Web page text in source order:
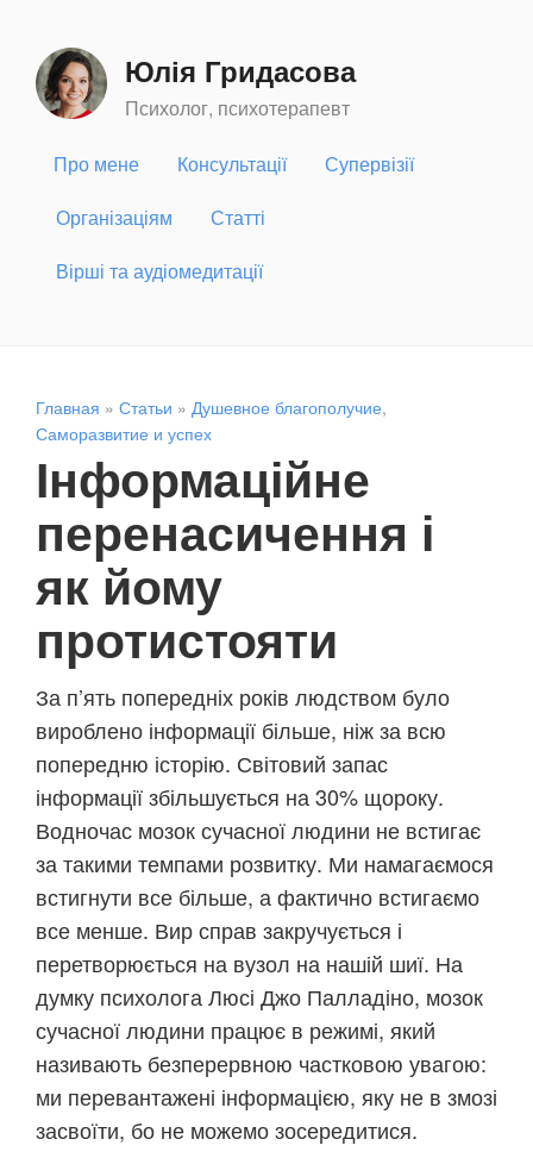
Юлія Гридасова
Психолог, психотерапевт
Про мене Консультації
Супервізії
Організаціям
Статті
Вірші та аудіомедитації
Главная » Статьи » Душевное благополучие,
Саморазвитие и успех
Інформаційне
перенасичення і
як йому
протистояти
За п’ять попередніх років людством було
вироблено інформації більше, ніж за всю
попередню історію. Світовий запас
інформації збільшується на 30% щороку.
Водночас мозок сучасної людини не встигає
за такими темпами розвитку. Ми намагаємося
встигнути все більше, а фактично встигаємо
все менше. Вир справ закручується і
перетворюється на вузол на нашій шиї. На
думку психолога Люсі Джо Палладіно, мозок
сучасної людини працює в режимі, який
називають безперервною частковою увагою:
ми перевантажені інформацією, яку не в змозі
засвоїти, бо не можемо зосередитися.